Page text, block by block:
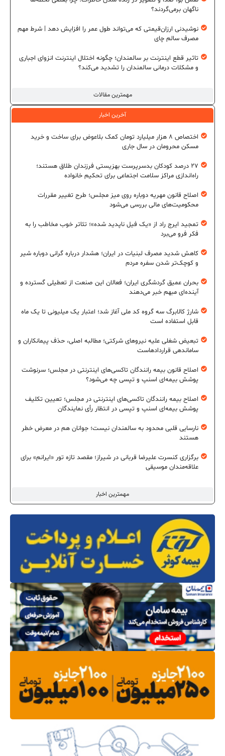
مهمترین مقالات
ناگهان برمی‌گردند؟
نوشیدنی ارزان‌قیمتی که می‌تواند طول عمر را افزایش دهد | شرط مهم
مصرف سالم چای
تاثیر قطع اینترنت بر سالمندان؛ چگونه اختلال اینترنت انزوای اجباری
و مشکلات درمانی سالمندان را تشدید می‌کند؟
آخرین اخبار
مهمترین اخبار
اختصاص ۸ هزار میلیارد تومان کمک بلاعوض برای ساخت و خرید
مسکن محرومان در سال جاری
۲۷ درصد کودکان بدسرپرست بهزیستی فرزندان طلاق هستند؛
راه‌اندازی مراکز سلامت اجتماعی برای تحکیم خانواده
اصلاح قانون مهریه دوباره روی میز مجلس؛ طرح تغییر مقررات
محکومیت‌های مالی بررسی می‌شود
تمجید ایرج راد از «یک فیل ناپدید شده»؛ تئاتر خوب مخاطب را به
فکر فرو می‌برد
کاهش شدید مصرف لبنیات در ایران؛ هشدار درباره گرانی دوباره شیر
و کوچک‌تر شدن سفره مردم
بحران عمیق گردشگری ایران؛ فعالان این صنعت از تعطیلی گسترده و
آینده‌ای مبهم خبر می‌دهند
شارژ کالابرگ سه گروه کد ملی آغاز شد؛ اعتبار یک میلیونی تا یک ماه
قابل استفاده است
تبعیض شغلی علیه نیروهای شرکتی؛ مطالبه اصلی، حذف پیمانکاران و
ساماندهی قراردادهاست
اصلاح قانون بیمه رانندگان تاکسی‌های اینترنتی در مجلس؛ سرنوشت
پوشش بیمه‌ای اسنپ و تپسی چه می‌شود؟
اصلاح بیمه رانندگان تاکسی‌های اینترنتی در مجلس؛ تعیین تکلیف
پوشش بیمه‌ای اسنپ و تپسی در انتظار رأی نمایندگان
نارسایی قلبی محدود به سالمندان نیست؛ جوانان هم در معرض خطر
هستند
برگزاری کنسرت علیرضا قربانی در شیراز؛ مقصد تازه تور «ایرانم» برای
علاقه‌مندان موسیقی